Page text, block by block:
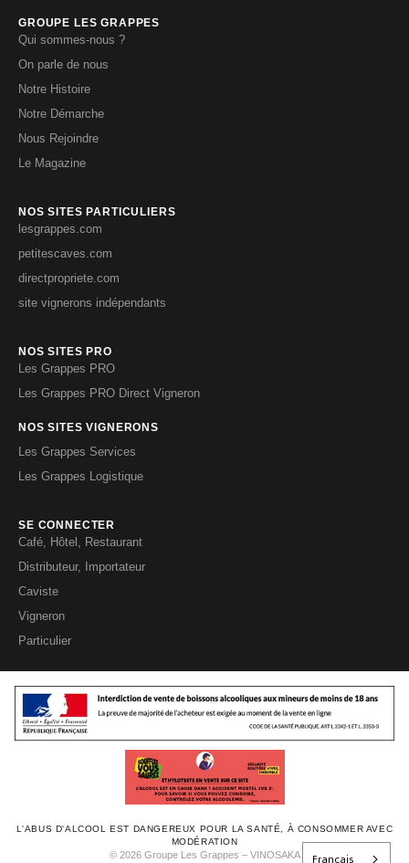
GROUPE LES GRAPPES
Qui sommes-nous ?
On parle de nous
Notre Histoire
Notre Démarche
Nous Rejoindre
Le Magazine
NOS SITES PARTICULIERS
lesgrappes.com
petitescaves.com
directpropriete.com
site vignerons indépendants
NOS SITES PRO
Les Grappes PRO
Les Grappes PRO Direct Vigneron
NOS SITES VIGNERONS
Les Grappes Services
Les Grappes Logistique
SE CONNECTER
Café, Hôtel, Restaurant
Distributeur, Importateur
Caviste
Vigneron
Particulier
L'ABUS D'ALCOOL EST DANGEREUX POUR LA SANTÉ, À CONSOMMER AVEC
MODÉRATION
© 2026 Groupe Les Grappes – VINOSAKA